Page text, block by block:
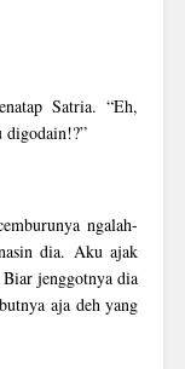
Satria. “Eh,
digodain!?”
ngalah-
dia. Aku ajak
jenggotnya dia
aja deh yang